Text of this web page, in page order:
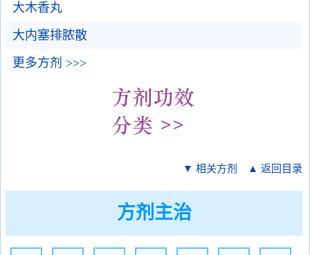
大木香丸
大内塞排脓散
更多方剂 >>>
▼ 相关方剂 ▲ 返回目录
方剂主治